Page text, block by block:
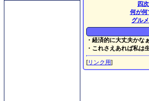
四
何が何
グル
・経済的に大丈夫かな
・これさえあれば私は
[リンク用]